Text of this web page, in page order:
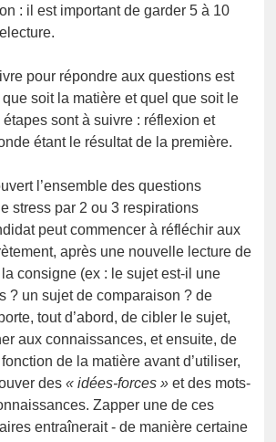
: il est important de garder 5 à 10
pour répondre aux questions est
soit la matière et quel que soit le
sont à suivre : réflexion et
étant le résultat de la première.
l’ensemble des questions
stress par 2 ou 3 respirations
peut commencer à réfléchir aux
après une nouvelle lecture de
consigne (ex : le sujet est-il une
? un sujet de comparaison ? de
tout d’abord, de cibler le sujet,
aux connaissances, et ensuite, de
de la matière avant d’utiliser,
des« idées-forces » et des mots-
Zapper une de ces
entraînerait - de manière certaine